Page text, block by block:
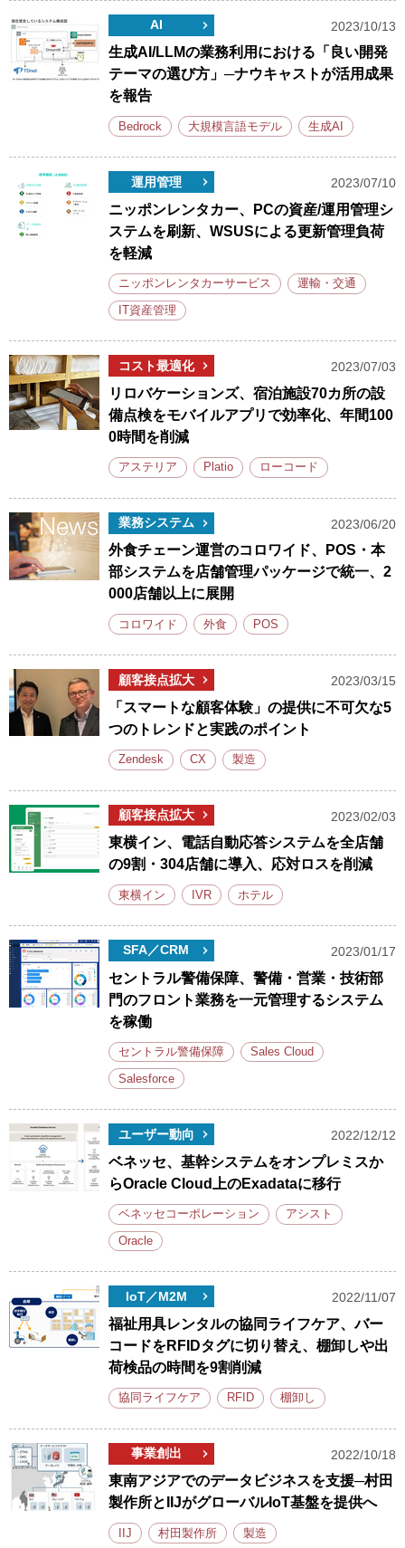
AI 2023/10/13
生成AI/LLMの業務利用における「良い開発
テーマの選び方」─ナウキャストが活用成果
を報告
Bedrock 大規模言語モデル 生成AI
運用管理 2023/07/10
ニッポンレンタカー、PCの資産/運用管理シ
ステムを刷新、WSUSによる更新管理負荷
を軽減
ニッポンレンタカーサービス 運輸・交通
IT資産管理
コスト最適化 2023/07/03
リロバケーションズ、宿泊施設70カ所の設
備点検をモバイルアプリで効率化、年間100
0時間を削減
アステリア Platio ローコード
業務システム 2023/06/20
外食チェーン運営のコロワイド、POS・本
部システムを店舗管理パッケージで統一、2
000店舗以上に展開
コロワイド 外食 POS
顧客接点拡大 2023/03/15
「スマートな顧客体験」の提供に不可欠な5
つのトレンドと実践のポイント
Zendesk CX 製造
顧客接点拡大 2023/02/03
東横イン、電話自動応答システムを全店舗
の9割・304店舗に導入、応対ロスを削減
東横イン IVR ホテル
SFA／CRM 2023/01/17
セントラル警備保障、警備・営業・技術部
門のフロント業務を一元管理するシステム
を稼働
セントラル警備保障 Sales Cloud
Salesforce
ユーザー動向 2022/12/12
ベネッセ、基幹システムをオンプレミスか
らOracle Cloud上のExadataに移行
ベネッセコーポレーション アシスト
Oracle
IoT／M2M 2022/11/07
福祉用具レンタルの協同ライフケア、バー
コードをRFIDタグに切り替え、棚卸しや出
荷検品の時間を9割削減
協同ライフケア RFID 棚卸し
事業創出 2022/10/18
東南アジアでのデータビジネスを支援─村田
製作所とIIJがグローバルIoT基盤を提供へ
IIJ 村田製作所 製造